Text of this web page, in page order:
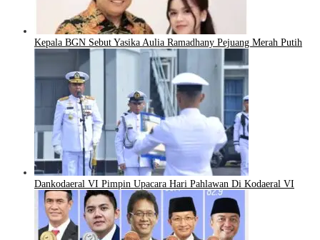
Kepala BGN Sebut Yasika Aulia Ramadhany Pejuang Merah Putih
Dankodaeral VI Pimpin Upacara Hari Pahlawan Di Kodaeral VI